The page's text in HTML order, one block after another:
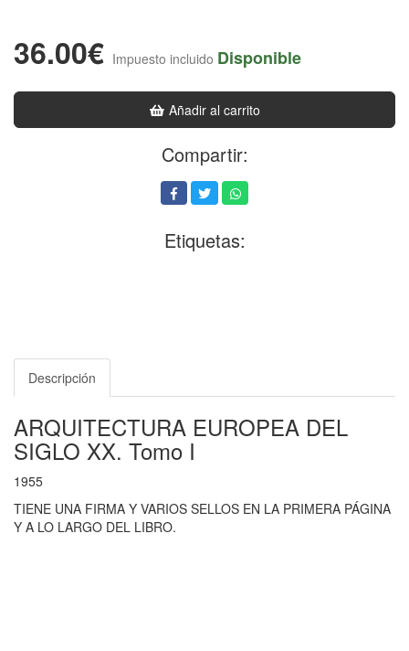
36.00€ Impuesto incluido Disponible
Añadir al carrito
Compartir:
Etiquetas:
Descripción
ARQUITECTURA EUROPEA DEL
SIGLO XX. Tomo I
1955
TIENE UNA FIRMA Y VARIOS SELLOS EN LA PRIMERA PÁGINA
Y A LO LARGO DEL LIBRO.